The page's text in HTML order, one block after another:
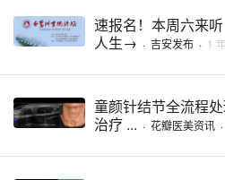
速报名！本周六来
人生→ · 吉安发布 · 1
童颜针结节全流程
治疗 ... · 花瓣医美资讯 ·